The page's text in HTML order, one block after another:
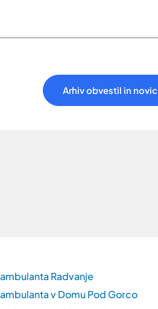
Arhiv obvestil in novic
Radvanje
v Domu Pod Gorco